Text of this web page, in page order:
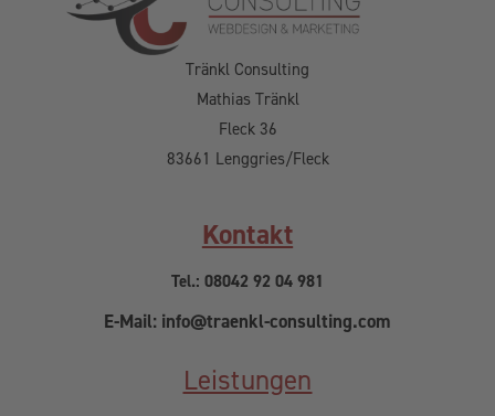
Tränkl Consulting
Mathias Tränkl
Fleck 36
83661 Lenggries/Fleck
Kontakt
Tel.: 08042 92 04 981
E-Mail: info@traenkl-consulting.com
Leistungen